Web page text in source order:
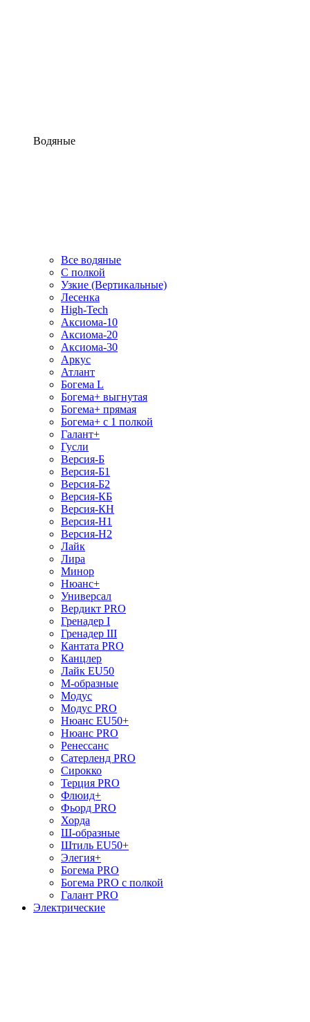
Водяные
Все водяные
С полкой
Узкие (Вертикальные)
Лесенка
High-Tech
Аксиома-10
Аксиома-20
Аксиома-30
Аркус
Атлант
Богема L
Богема+ выгнутая
Богема+ прямая
Богема+ с 1 полкой
Галант+
Гусли
Версия-Б
Версия-Б1
Версия-Б2
Версия-КБ
Версия-КН
Версия-Н1
Версия-Н2
Лайк
Лира
Минор
Нюанс+
Универсал
Вердикт PRO
Гренадер I
Гренадер III
Кантата PRO
Канцлер
Лайк EU50
М-образные
Модус
Модус PRO
Нюанс EU50+
Нюанс PRO
Ренессанс
Сатерленд PRO
Сирокко
Терция PRO
Флюид+
Фьорд PRO
Хорда
Ш-образные
Штиль EU50+
Элегия+
Богема PRO
Богема PRO с полкой
Галант PRO
Электрические